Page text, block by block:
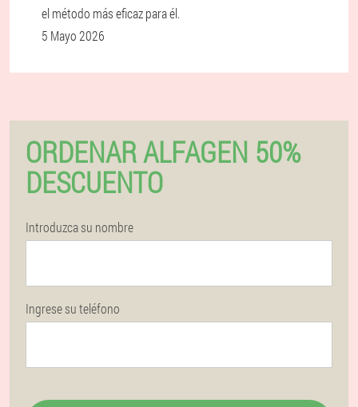
el método más eficaz para él.
5 Mayo 2026
ORDENAR ALFAGEN 50%
DESCUENTO
Introduzca su nombre
Ingrese su teléfono